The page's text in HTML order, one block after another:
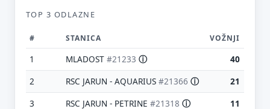
TOP 3 ODLAZNE
# STANICA VOŽNJI
1 MLADOST #21233 ⓘ
40
2
RSC JARUN - AQUARIUS #21366 ⓘ
21
3
RSC JARUN - PETRINE #21318 ⓘ 11